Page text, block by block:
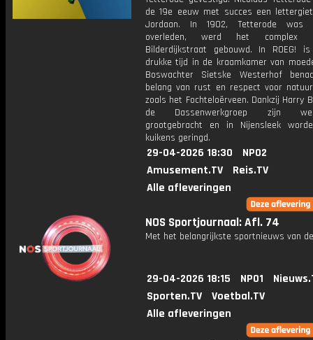
de 19e eeuw met succes een
Jordaan. In 1902, Tetterode was
overleden, werd het complex
Bilderdijkstraat gebouwd. In ROEG!
drukke tijd in de kraamkamer van
Boswachter Sietske Westerhof
belang van rust en respect voor
zoals het Fochteloërveen. Dankzij Harry
de Dassenwerkgroep zijn
grootgebracht en in Nijensleek
kuikens geringd.
29-04-2026 18:30
NPO2
Amusement.TV
Reis.TV
Alle afleveringen
NOS Sportjournaal: Afl. 74
Met het belangrijkste sportnieuws van
29-04-2026 18:15 NPO1
Sporten.TV
Voetbal.TV
Alle afleveringen